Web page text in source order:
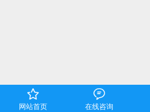

网站首页

在线咨询